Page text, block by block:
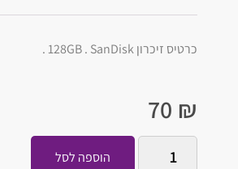
כרטיס זיכרון 128GB . SanDisk .
70 ₪
הוספה לסל